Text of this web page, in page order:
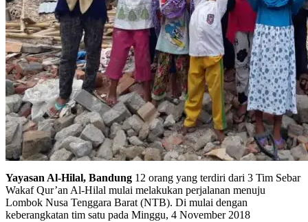
Yayasan Al-Hilal, Bandung 12 orang yang terdiri dari 3 Tim Sebar
Wakaf Qur’an Al-Hilal mulai melakukan perjalanan menuju
Lombok Nusa Tenggara Barat (NTB). Di mulai dengan
keberangkatan tim satu pada Minggu, 4 November 2018